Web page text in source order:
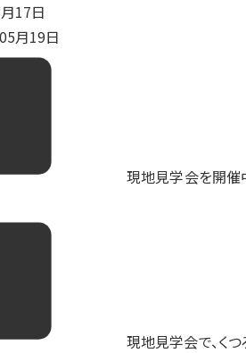
17日
月19日
現地見学会を開催
現地見学会で、く